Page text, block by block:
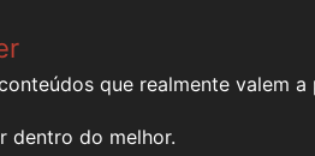
que realmente valem a
dentro do melhor.